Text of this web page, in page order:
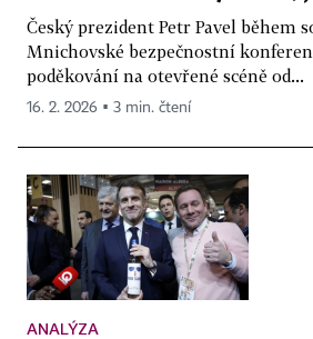
Český prezident Petr Pavel během
Mnichovské bezpečnostní
poděkování na otevřené scéně od...
16. 2. 2026 ▪ 3 min. čtení
ANALÝZA